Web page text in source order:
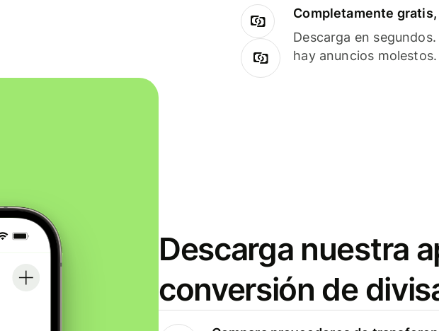
Completamente
Descarga en
hay anuncios molestos.
Descarga nuestra
conversión de